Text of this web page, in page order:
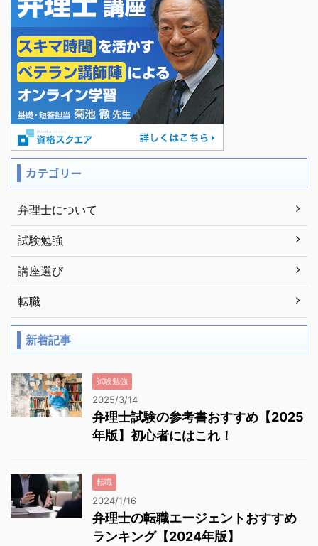
カテゴリー
弁理士について
試験勉強
講座選び
転職
新着記事
試験勉強
2025/3/14
弁理士試験の参考書おすすめ【2025
年版】初心者にはこれ！
転職
2024/1/16
弁理士の転職エージェントおすすめ
ランキング【2024年版】